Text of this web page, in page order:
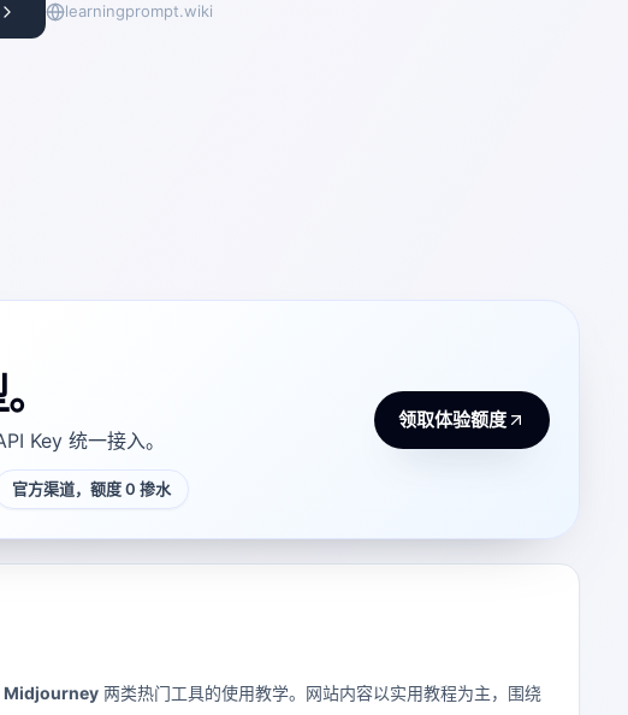
learningprompt.wiki
Key 统一接入。
官方渠道，额度 0 掺水
领取体验额度
Midjourney 两类热门工具的使用教学。网站内容以实用教程为主，围绕